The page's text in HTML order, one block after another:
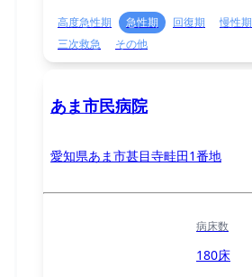
高度急性期 急性期 回復期 慢性期
三次救急
その他
あま市民病院
愛知県あま市甚目寺畦田1番地
病床数
180床